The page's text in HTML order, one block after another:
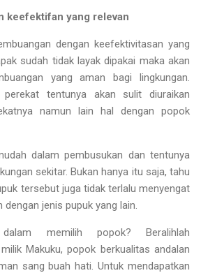
keefektifan yang relevan
dengan keefektivitasan yang
sudah tidak layak dipakai maka akan
yang aman bagi lingkungan.
tentunya akan sulit diuraikan
namun lain hal dengan popok
dalam pembusukan dan tentunya
sekitar. Bukan hanya itu saja, tahu
tersebut juga tidak terlalu menyengat
jenis pupuk yang lain.
memilih popok? Beralihlah
Makuku, popok berkualitas andalan
sang buah hati. Untuk mendapatkan